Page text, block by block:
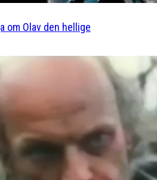
om Olav den hellige